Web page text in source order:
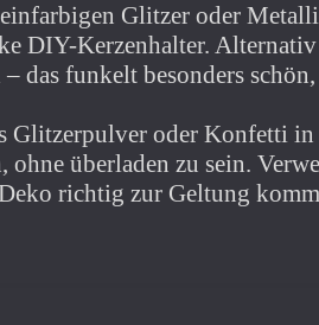
Glitzer oder
DIY-Kerzenhalter.
das funkelt besonders
Glitzerpulver oder Konfetti
überladen zu sein.
richtig zur Geltung